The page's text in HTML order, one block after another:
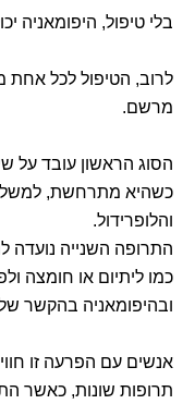
בלי טיפול, היפומאניה
לרוב, הטיפול לכל אחת
מרשם.
הסוג הראשון עובד על
כשהיא מתרחשת, למשל
והלופרידול.
התרופה השנייה נועדה
כמו ליתיום או חומצה
ובהיפומאניה בהקשר
אנשים עם הפרעה זו
תרופות שונות, כאשר